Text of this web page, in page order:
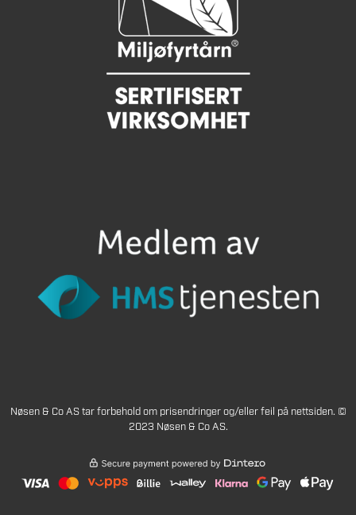
Nøsen & Co AS tar forbehold om prisendringer og/eller feil på nettsiden. ©
2023 Nøsen & Co AS.